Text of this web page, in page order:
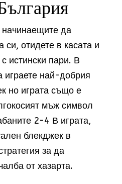
да
си, отидете в касата и
истински пари. В
играете най-добрия
но играта също е
мъж символ
2-4 В играта,
блекджек в
за да
от хазарта.